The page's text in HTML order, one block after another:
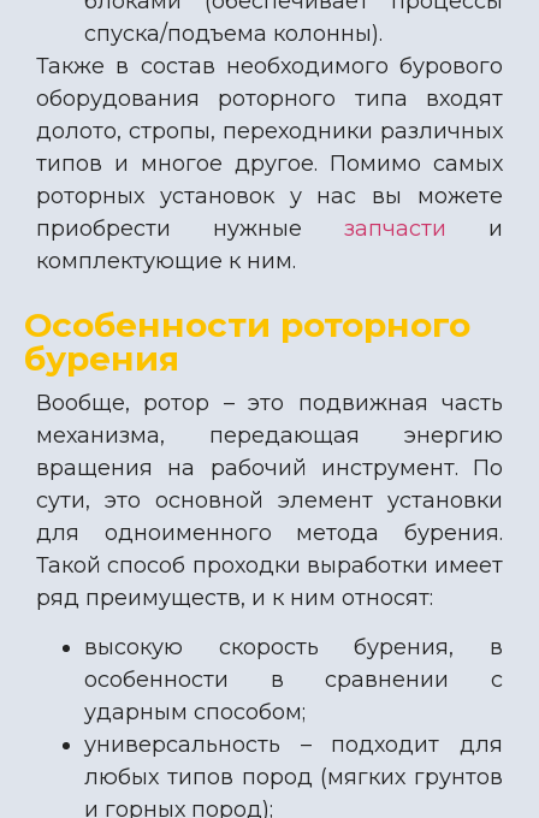
спуска/подъема колонны).
Также в состав необходимого бурового
оборудования роторного типа входят
долото, стропы, переходники различных
типов и многое другое. Помимо самых
роторных установок у нас вы можете
приобрести нужные запчасти и
комплектующие к ним.
Особенности роторного
бурения
Вообще, ротор – это подвижная часть
механизма, передающая энергию
вращения на рабочий инструмент. По
сути, это основной элемент установки
для одноименного метода бурения.
Такой способ проходки выработки имеет
ряд преимуществ, и к ним относят:
высокую скорость бурения, в
особенности в сравнении с
ударным способом;
универсальность – подходит для
любых типов пород (мягких грунтов
и горных пород);